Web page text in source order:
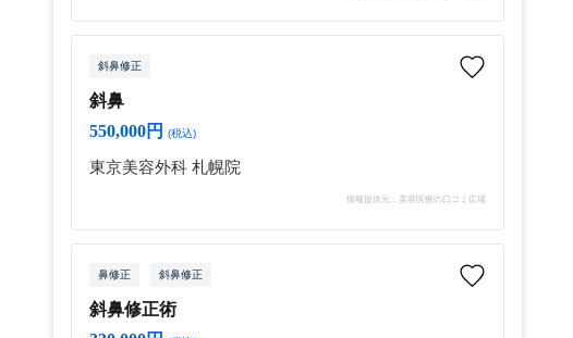
斜鼻修正
斜鼻
550,000円
(税込)
東京美容外科 札幌院
情報提供元：美容医療の口コミ広場
鼻修正 斜鼻修正
斜鼻修正術